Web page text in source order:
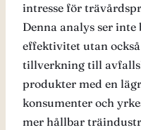
intresse för
Denna analys ser
effektivitet utan
tillverkning till
produkter med en
konsumenter och
mer hållbar